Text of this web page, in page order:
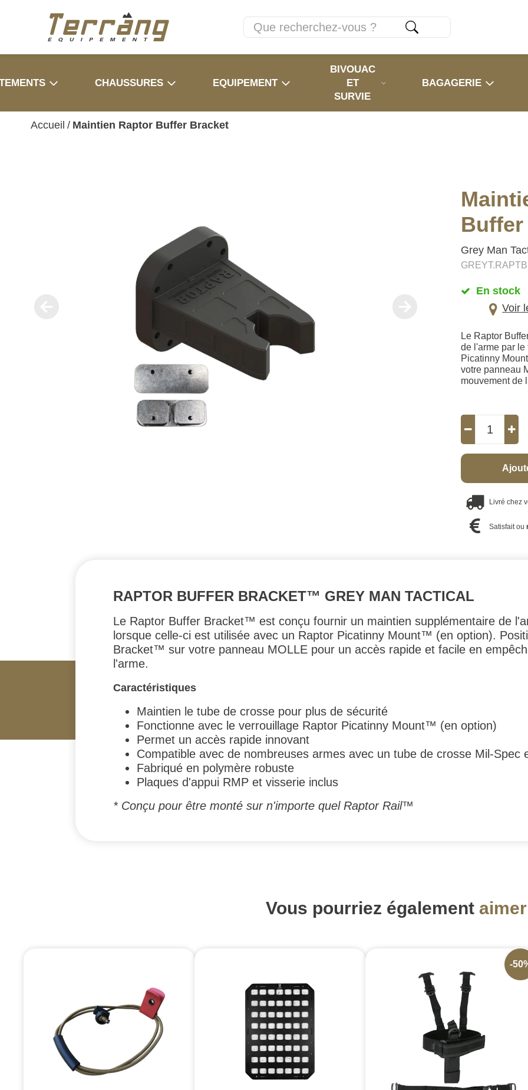
CHAUSSURES EQUIPEMENT
BIVOUAC
ET
SURVIE
BAGAGERIE
Accueil / Maintien Raptor Buffer Bracket
Grey Man
En stock
Voir
Le Raptor
de l'arme par
Picatinny
votre panneau
mouvement de
Livré chez
Satisfait ou
RAPTOR BUFFER BRACKET™ GREY MAN TACTICAL
Le Raptor Buffer Bracket™ est conçu fournir un maintien supplémentaire de
lorsque celle-ci est utilisée avec un Raptor Picatinny Mount™ (en option).
Bracket™ sur votre panneau MOLLE pour un accès rapide et facile en
l'arme.
Caractéristiques
Maintien le tube de crosse pour plus de sécurité
Fonctionne avec le verrouillage Raptor Picatinny Mount™ (en option)
Permet un accès rapide innovant
Compatible avec de nombreuses armes avec un tube de crosse Mil-Spec
Fabriqué en polymère robuste
Plaques d'appui RMP et visserie inclus
* Conçu pour être monté sur n'importe quel Raptor Rail™
Vous pourriez également aimer
-